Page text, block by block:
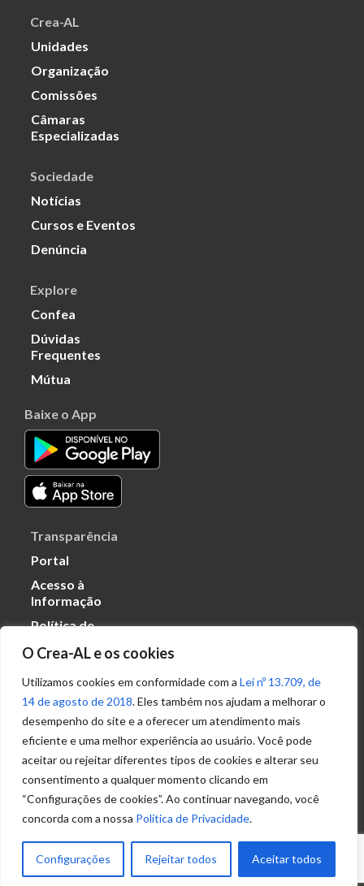
O Crea-AL e os cookies
Utilizamos cookies em conformidade com a Lei nº 13.709, de
14 de agosto de 2018. Eles também nos ajudam a melhorar o
desempenho do site e a oferecer um atendimento mais
eficiente e uma melhor experiência ao usuário. Você pode
aceitar ou rejeitar diferentes tipos de cookies e alterar seu
consentimento a qualquer momento clicando em
“Configurações de cookies”. Ao continuar navegando, você
concorda com a nossa Política de Privacidade.
Configurações Rejeitar todos Aceitar todos
Crea-AL
Unidades
Organização
Comissões
Câmaras
Especializadas
Sociedade
Notícias
Cursos e Eventos
Denúncia
Explore
Confea
Dúvidas
Frequentes
Mútua
Baixe o App
Transparência
Portal
Acesso à
Informação
Política de
Dados
Ouvidoria
(82) 2123 0864
ouvidoria@crea-al.org.br
Fale Conosco
(82) 2123 0866